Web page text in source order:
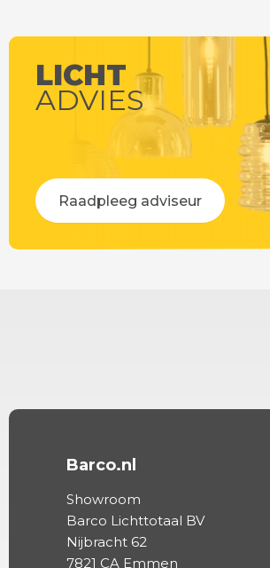
LICHT
ADVIES
Raadpleeg adviseur
Barco.nl
Showroom
Barco Lichttotaal BV
Nijbracht 62
7821 CA Emmen